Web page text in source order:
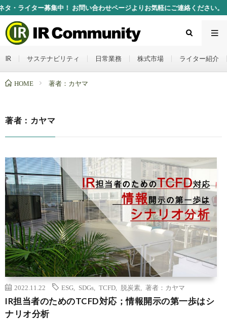
イター募集中！ お問い合わせページよりお気軽にご連絡ください。
IR サステナビリティ 日常業務 株式市場 ライター紹介
HOME 著者：カヤマ
著者：カヤマ
2022.11.22 ESG SDGs TCFD 脱炭素 著者：カヤマ
IR担当者のためのTCFD対応；情報開示の第一歩はシ
ナリオ分析